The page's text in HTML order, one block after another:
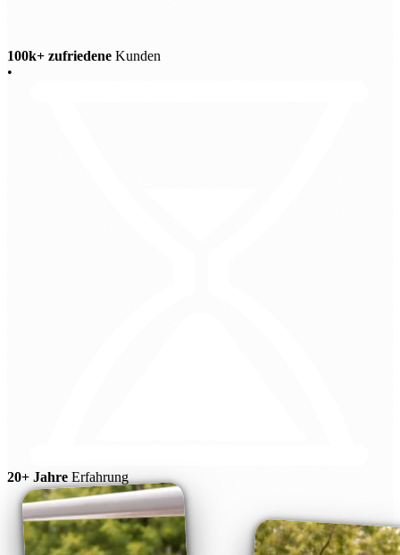
100k+ zufriedene Kunden
•
20+ Jahre Erfahrung